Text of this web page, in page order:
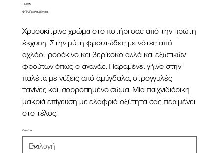
00024
Τιμή
15,50 €
ΦΠΑ Περιλαμβάνεται
Χρυσοκίτρινο χρώμα στο ποτήρι σας από την πρώτη
έκχυση. Στην μύτη φρουτώδες με νότες από
αχλάδι, ροδάκινο και βερίκοκο αλλά και εξωτικών
φρούτων όπως ο ανανάς. Παραμένει γήινο στην
παλέτα με νύξεις από αμύγδαλα, στρογγυλές
τανίνες και ισορροπημένο σώμα. Μία παιχνιδιάρικη
μακριά επίγευση με ελαφριά οξύτητα σας περιμένει
στο τέλος.
Ποικιλία